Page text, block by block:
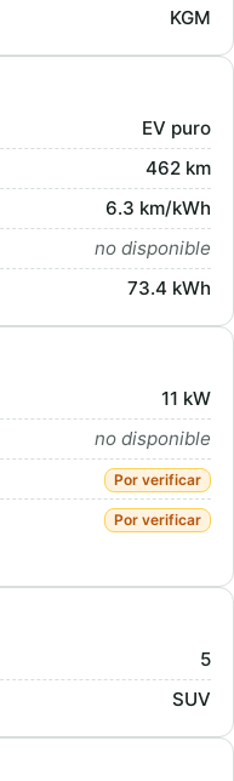
KGM
EV puro
462 km
6.3 km/kWh
no disponible
73.4 kWh
11 kW
no disponible
Por verificar
Por verificar
5
SUV